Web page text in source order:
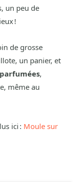
un peu de
!
de grosse
un panier, et
,
même au
ici : Moule sur